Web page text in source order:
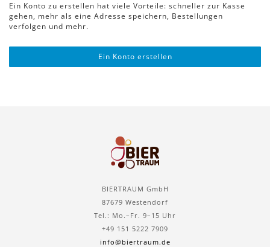
Ein Konto zu erstellen hat viele Vorteile: schneller zur Kasse
gehen, mehr als eine Adresse speichern, Bestellungen
verfolgen und mehr.
Ein Konto erstellen
BIERTRAUM GmbH
87679 Westendorf
Tel.: Mo.–Fr. 9–15 Uhr
+49 151 5222 7909
info@biertraum.de